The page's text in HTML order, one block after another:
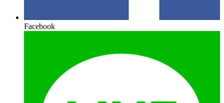
Facebook